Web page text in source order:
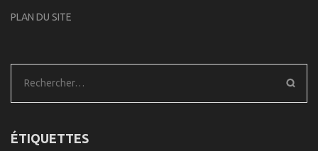
PLAN DU SITE
Rechercher :
ÉTIQUETTES